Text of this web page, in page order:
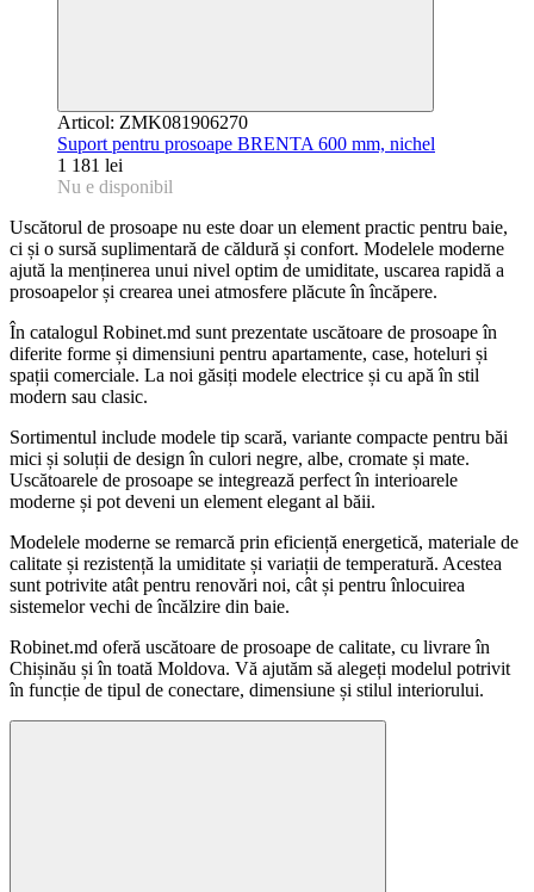
Articol: ZMK081906270
Suport pentru prosoape BRENTA 600 mm, nichel
1 181 lei
Nu e disponibil
Uscătorul de prosoape nu este doar un element practic pentru baie,
ci și o sursă suplimentară de căldură și confort. Modelele moderne
ajută la menținerea unui nivel optim de umiditate, uscarea rapidă a
prosoapelor și crearea unei atmosfere plăcute în încăpere.
În catalogul Robinet.md sunt prezentate uscătoare de prosoape în
diferite forme și dimensiuni pentru apartamente, case, hoteluri și
spații comerciale. La noi găsiți modele electrice și cu apă în stil
modern sau clasic.
Sortimentul include modele tip scară, variante compacte pentru băi
mici și soluții de design în culori negre, albe, cromate și mate.
Uscătoarele de prosoape se integrează perfect în interioarele
moderne și pot deveni un element elegant al băii.
Modelele moderne se remarcă prin eficiență energetică, materiale de
calitate și rezistență la umiditate și variații de temperatură. Acestea
sunt potrivite atât pentru renovări noi, cât și pentru înlocuirea
sistemelor vechi de încălzire din baie.
Robinet.md oferă uscătoare de prosoape de calitate, cu livrare în
Chișinău și în toată Moldova. Vă ajutăm să alegeți modelul potrivit
în funcție de tipul de conectare, dimensiune și stilul interiorului.